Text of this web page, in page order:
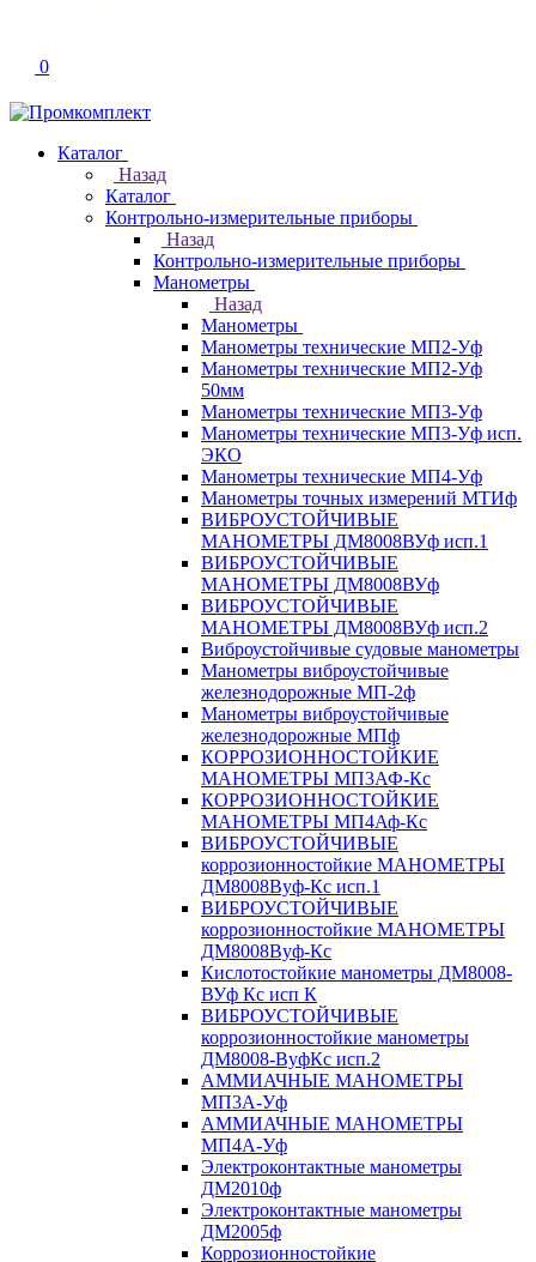
0
Каталог
Назад
Каталог
Контрольно-измерительные приборы
Назад
Контрольно-измерительные приборы
Манометры
Назад
Манометры
Манометры технические МП2-Уф
Манометры технические МП2-Уф
50мм
Манометры технические МП3-Уф
Манометры технические МП3-Уф исп.
ЭКО
Манометры технические МП4-Уф
Манометры точных измерений МТИф
ВИБРОУСТОЙЧИВЫЕ
МАНОМЕТРЫ ДМ8008ВУф исп.1
ВИБРОУСТОЙЧИВЫЕ
МАНОМЕТРЫ ДМ8008ВУф
ВИБРОУСТОЙЧИВЫЕ
МАНОМЕТРЫ ДМ8008ВУф исп.2
Виброустойчивые судовые манометры
Манометры виброустойчивые
железнодорожные МП-2ф
Манометры виброустойчивые
железнодорожные МПф
КОРРОЗИОННОСТОЙКИЕ
МАНОМЕТРЫ МП3АФ-Кс
КОРРОЗИОННОСТОЙКИЕ
МАНОМЕТРЫ МП4Аф-Кс
ВИБРОУСТОЙЧИВЫЕ
коррозионностойкие МАНОМЕТРЫ
ДМ8008Вуф-Кс исп.1
ВИБРОУСТОЙЧИВЫЕ
коррозионностойкие МАНОМЕТРЫ
ДМ8008Вуф-Кс
Кислотостойкие манометры ДМ8008-
ВУф Кс исп К
ВИБРОУСТОЙЧИВЫЕ
коррозионностойкие манометры
ДМ8008-ВуфКс исп.2
АММИАЧНЫЕ МАНОМЕТРЫ
МП3А-Уф
АММИАЧНЫЕ МАНОМЕТРЫ
МП4А-Уф
Электроконтактные манометры
ДМ2010ф
Электроконтактные манометры
ДМ2005ф
Коррозионностойкие